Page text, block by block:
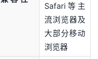
Safari等主
流浏览器及
大部分移动
浏览器